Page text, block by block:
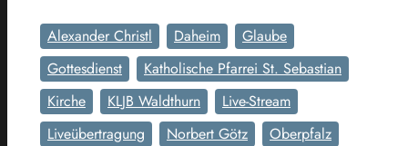
Alexander Christl Daheim
Glaube
Gottesdienst
Katholische Pfarrei St. Sebastian
Kirche
KLJB Waldthurn
Live-Stream
Liveübertragung
Norbert Götz
Oberpfalz